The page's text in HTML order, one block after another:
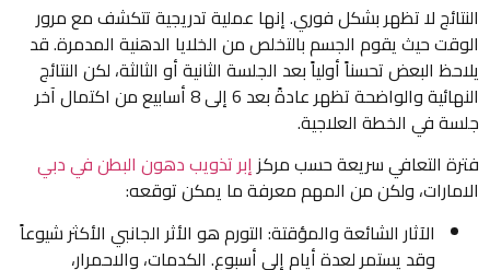
النتائج لا تظهر بشكل فوري. إنها عملية تدريجية تتكشف مع مرور
الوقت حيث يقوم الجسم بالتخلص من الخلايا الدهنية المدمرة. قد
يلاحظ البعض تحسناً أولياً بعد الجلسة الثانية أو الثالثة، لكن النتائج
النهائية والواضحة تظهر عادةً بعد 6 إلى 8 أسابيع من اكتمال آخر
جلسة في الخطة العلاجية.
فترة التعافي سريعة حسب مركزإبر تذويب دهون البطن في دبي
الامارات، ولكن من المهم معرفة ما يمكن توقعه:
الآثار الشائعة والمؤقتة: التورم هو الأثر الجانبي الأكثر شيوعاً
وقد يستمر لعدة أيام إلى أسبوع. الكدمات، والاحمرار،